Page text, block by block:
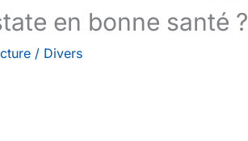
en bonne santé ?
/ Divers